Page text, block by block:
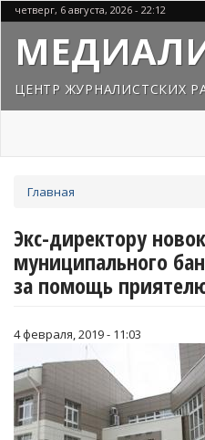
Перейти
к
основному
содержанию
четверг, 6 августа, 2026 - 22:12
ЦЕНТР ЖУРНАЛИСТСКИХ
здесь
Главная
Экс-директору
муниципального
за помощь
4 февраля, 2019 - 11:03